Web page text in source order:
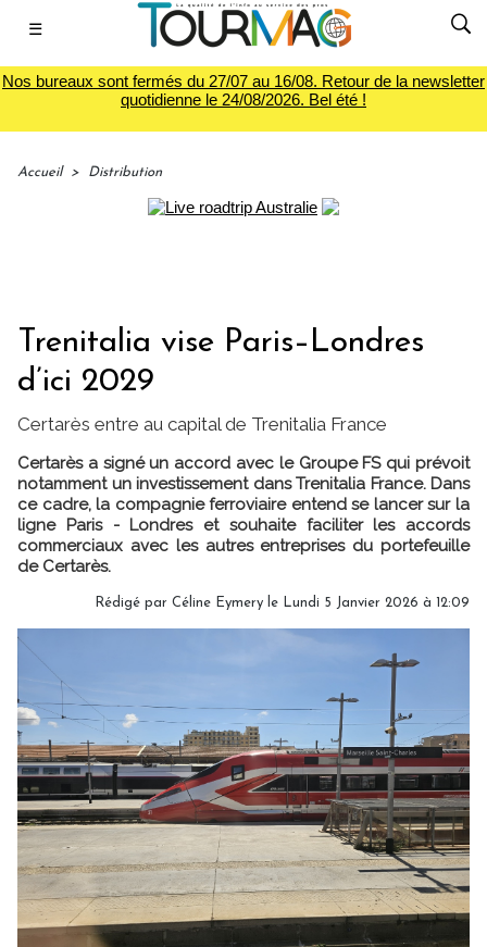
☰
Nos bureaux sont fermés du 27/07 au 16/08. Retour de la newsletter
quotidienne le 24/08/2026. Bel été !
Accueil > Distribution
Trenitalia vise Paris–Londres
d’ici 2029
Certarès entre au capital de Trenitalia France
Certarès a signé un accord avec le Groupe FS qui prévoit
notamment un investissement dans Trenitalia France. Dans
ce cadre, la compagnie ferroviaire entend se lancer sur la
ligne Paris - Londres et souhaite faciliter les accords
commerciaux avec les autres entreprises du portefeuille
de Certarès.
Rédigé par Céline Eymery le Lundi 5 Janvier 2026 à 12:09